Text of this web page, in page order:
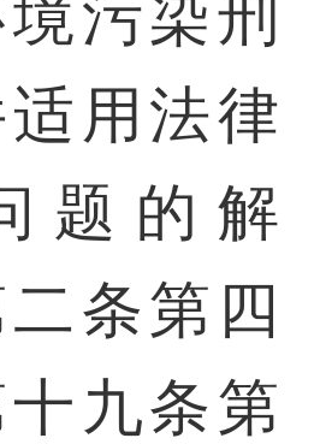
污染刑
用法律
题的解
条第四
九条第